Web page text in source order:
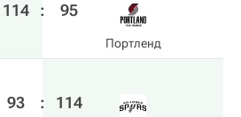
114 : 95
Портленд
93 : 114